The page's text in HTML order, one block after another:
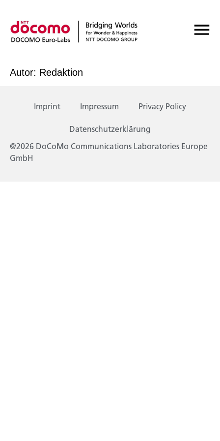
Autor: Redaktion
Imprint Impressum Privacy Policy
Datenschutzerklärung
@2026 DoCoMo Communications Laboratories Europe
GmbH